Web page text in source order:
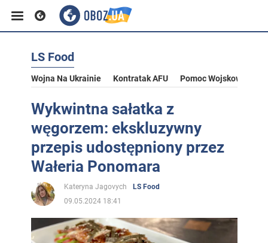
LS Food
Wojna Na Ukrainie Kontratak AFU Pomoc Wojskowa Dla
Wykwintna sałatka z
węgorzem: ekskluzywny
przepis udostępniony przez
Wałeria Ponomara
Kateryna Jagovych
LS Food
09.05.2024 18:41